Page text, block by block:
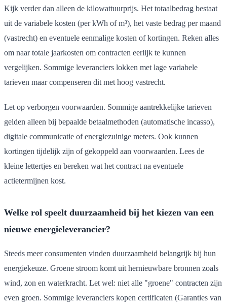
Kijk verder dan alleen de kilowattuurprijs. Het totaalbedrag bestaat
uit de variabele kosten (per kWh of m³), het vaste bedrag per maand
(vastrecht) en eventuele eenmalige kosten of kortingen. Reken alles
om naar totale jaarkosten om contracten eerlijk te kunnen
vergelijken. Sommige leveranciers lokken met lage variabele
tarieven maar compenseren dit met hoog vastrecht.
Let op verborgen voorwaarden. Sommige aantrekkelijke tarieven
gelden alleen bij bepaalde betaalmethoden (automatische incasso),
digitale communicatie of energiezuinige meters. Ook kunnen
kortingen tijdelijk zijn of gekoppeld aan voorwaarden. Lees de
kleine lettertjes en bereken wat het contract na eventuele
actietermijnen kost.
Welke rol speelt duurzaamheid bij het kiezen van een
nieuwe energieleverancier?
Steeds meer consumenten vinden duurzaamheid belangrijk bij hun
energiekeuze. Groene stroom komt uit hernieuwbare bronnen zoals
wind, zon en waterkracht. Let wel: niet alle "groene" contracten zijn
even groen. Sommige leveranciers kopen certificaten (Garanties van